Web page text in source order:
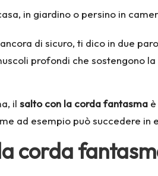
in giardino o persino in
di sicuro, ti dico in due
profondi che sostengono
il salto con la corda fantasma
ad esempio può succedere in
corda